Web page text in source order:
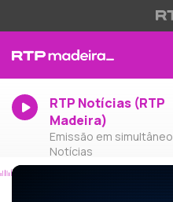
RTP Notícias (RTP
Madeira)
Emissão em
Notícias